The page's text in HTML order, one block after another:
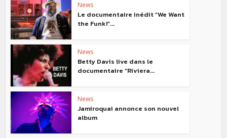
News
Le documentaire inédit “We Want
the Funk!”...
News
Betty Davis live dans le
documentaire “Riviera...
News
Jamiroquai annonce son nouvel
album